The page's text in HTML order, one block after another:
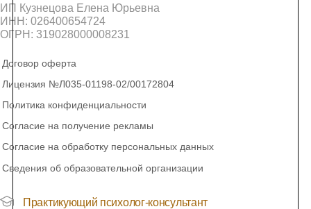
ИП Кузнецова Елена Юрьевна
ИНН: 026400654724
ОГРН: 319028000008231
Сведения об образовательной организации
Лицензия №Л035-01198-02/00172804
Договор оферта
Политика конфиденциальности
Согласие на обработку персональных данных
Согласие на получение рекламы
Практикующий психолог-консультант